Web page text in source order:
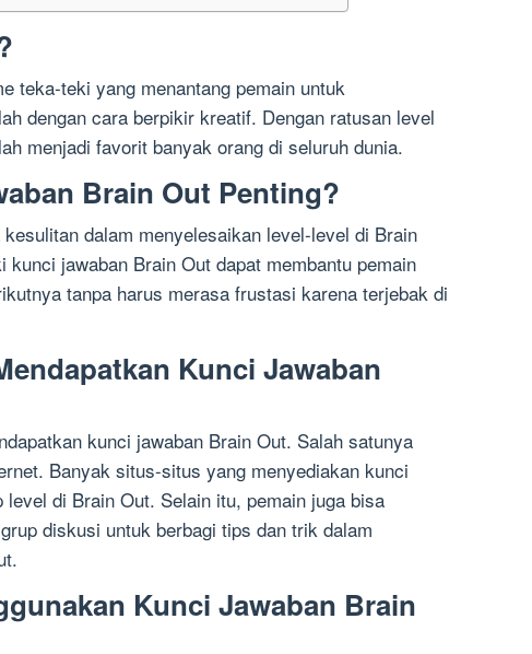
teka-teki yang menantang pemain untuk
dengan cara berpikir kreatif. Dengan ratusan level
menjadi favorit banyak orang di seluruh dunia.
Brain Out Penting?
dalam menyelesaikan level-level di Brain
jawaban Brain Out dapat membantu pemain
tanpa harus merasa frustasi karena terjebak di
Kunci Jawaban
kunci jawaban Brain Out. Salah satunya
Banyak situs-situs yang menyediakan kunci
level di Brain Out. Selain itu, pemain juga bisa
diskusi untuk berbagi tips dan trik dalam
Kunci Jawaban Brain